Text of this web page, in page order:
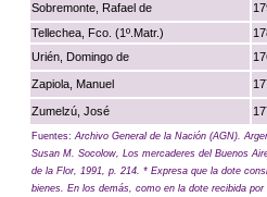
Sobremonte, Rafael de
Tellechea, Fco. (1º.Matr.)
Urién, Domingo de
Zapiola, Manuel
Zumelzú, José
Fuentes:Archivo General de la Nación (AGN).
Susan M. Socolow, Los mercaderes del Buenos
de la Flor, 1991, p. 214. * Expresa que la dote
bienes. En los demás, como en la dote recibida